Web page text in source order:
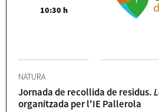
10:30 h
NATURA
Jornada de recollida de residus.
organitzada per l'IE Pallerola